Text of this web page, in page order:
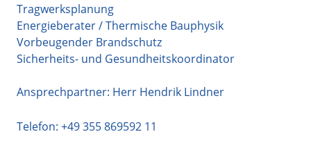
Tragwerksplanung
Energieberater / Thermische Bauphysik
Vorbeugender Brandschutz
Sicherheits- und Gesundheitskoordinator
Ansprechpartner: Herr Hendrik Lindner
Telefon: +49 355 869592 11